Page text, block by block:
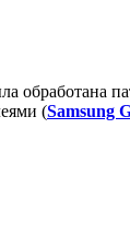
обработана
(Samsung